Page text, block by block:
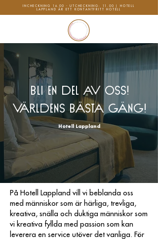
INCHECKNING 16.00 - UTCHECKNING: 11.00 | HOTELL
LAPPLAND ÄR ETT KONTANTFRITT HOTELL
BLI EN DEL AV OSS!
Världens bästa gäng!
Hotell Lappland
På Hotell Lappland vill vi beblanda oss
med människor som är härliga, trevliga,
kreativa, snälla och duktiga människor som
vi kreativa fyllda med passion som kan
leverera en service utöver det vanliga. För